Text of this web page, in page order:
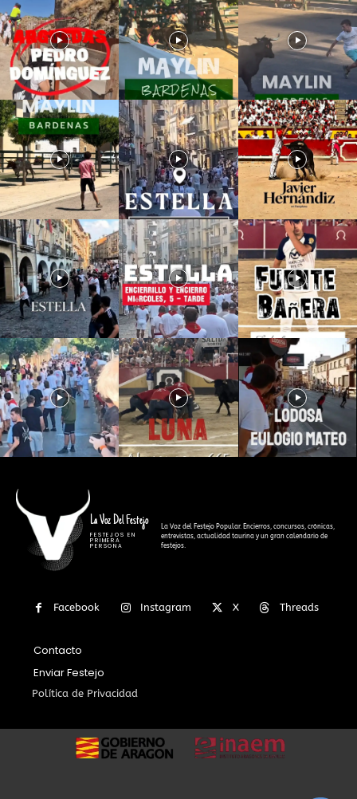
La Voz Del Festejo
FESTEJOS EN
PRIMERA
PERSONA
La Voz del Festejo Popular. Encierros, concursos, crónicas,
entrevistas, actualidad taurina y un gran calendario de
festejos.
Facebook Instagram X Threads
Contacto
Enviar Festejo
Política de Privacidad